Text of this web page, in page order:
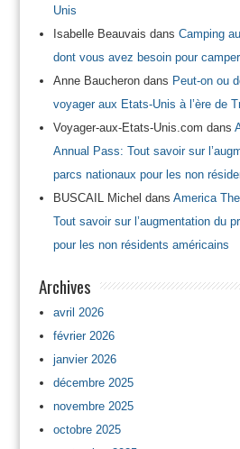
Unis
Isabelle Beauvais dans Camping
dont vous avez besoin pour
Anne Baucherondans Peut-on ou
voyager aux Etats-Unis à l’ère de
Voyager-aux-Etats-Unis.com dans
Annual Pass: Tout savoir sur
parcs nationaux pour les non
BUSCAIL Michel dans America
Tout savoir sur l’augmentation du
pour les non résidents américains
Archives
avril 2026
février 2026
janvier 2026
décembre 2025
novembre 2025
octobre 2025